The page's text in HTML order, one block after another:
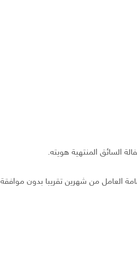
السائق المنتهية هويته.
العامل من شهرين تقريبا بدون موافقة